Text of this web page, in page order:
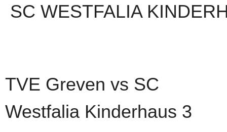
SC WESTFALIA
TVE Greven vs SC
Westfalia Kinderhaus 3